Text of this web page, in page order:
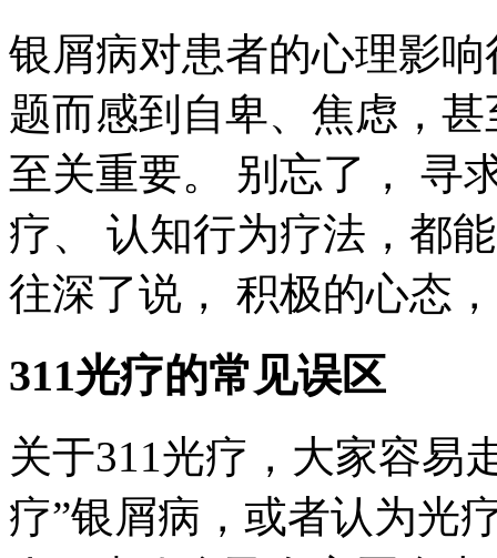
银屑病对患者的心理影
题而感到自卑、焦虑，
至关重要。 别忘了， 寻
疗、 认知行为疗法，都
往深了说， 积极的心态
311光疗的常见误区
关于311光疗，大家容易
疗”银屑病，或者认为光